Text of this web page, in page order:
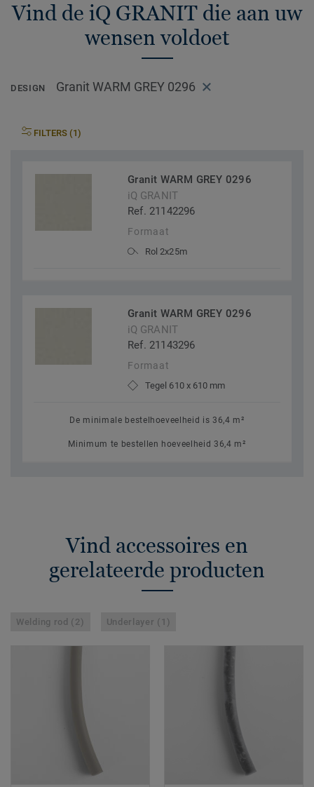
Vind de iQ GRANIT die aan uw
wensen voldoet
DESIGN Granit WARM GREY 0296
FILTERS (1)
Granit WARM GREY 0296
iQ GRANIT
Ref. 21142296
Formaat
Rol 2x25m
Granit WARM GREY 0296
iQ GRANIT
Ref. 21143296
Formaat
Tegel 610 x 610 mm
De minimale bestelhoeveelheid is 36,4 m²
Minimum te bestellen hoeveelheid 36,4 m²
Vind accessoires en
gerelateerde producten
Welding rod (2) Underlayer (1)